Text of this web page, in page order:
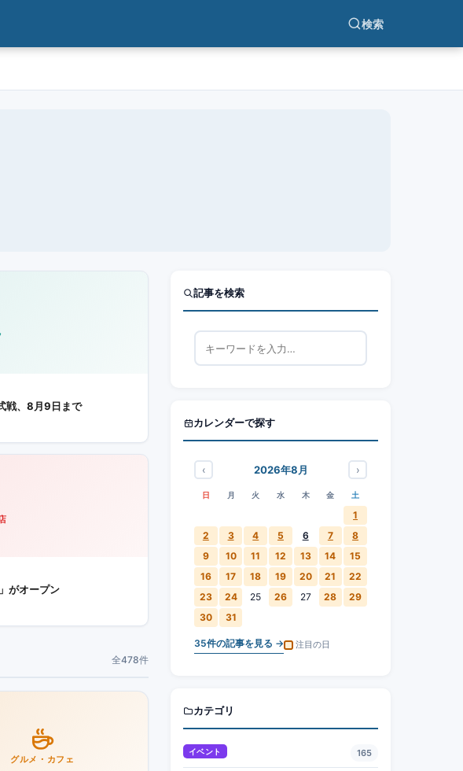
検索
戦、8月9日まで
がオープン
全478件
グルメ・カフェ
記事を検索
カレンダーで探す
‹ 2026年8月 ›
日 月 火 水 木 金 土
1
2
3 4 5 6 7
8
9
10 11 12 13 14
15
16
17 18 19 20 21
22
23
24 25 26 27 28
29
30
31
35件の記事を見る → 注目の日
カテゴリ
イベント 165